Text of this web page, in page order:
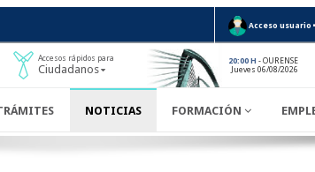
Acceso usuario
Accesos rápidos para
Ciudadanos
20:00 H - OURENSE
Jueves 06/08/2026
NOTICIAS FORMACIÓN